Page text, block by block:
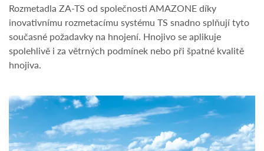
Rozmetadla ZA-TS od společnosti AMAZONE díky
inovativnímu rozmetacímu systému TS snadno splňují tyto
současné požadavky na hnojení. Hnojivo se aplikuje
spolehlivě i za větrných podmínek nebo při špatné kvalitě
hnojiva.